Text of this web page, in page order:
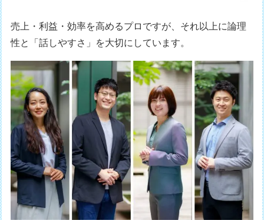
売上・利益・効率を高めるプロですが、それ以上に論理
性と「話しやすさ」を大切にしています。